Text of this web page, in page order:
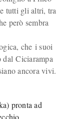
tutti gli altri, tra
però sembra
che i suoi
dal Ciciarampa
ancora vivi.